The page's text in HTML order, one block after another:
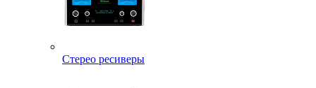
Стерео ресиверы